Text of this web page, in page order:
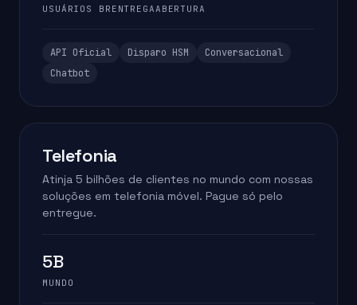
USUÁRIOS BR ENTREGAABERTURA
API Oficial Disparo HSM
Conversacional
Chatbot
Telefonia
Atinja 5 bilhões de clientes no mundo com nossas
soluções em telefonia móvel. Pague só pelo
entregue.
5B
MUNDO